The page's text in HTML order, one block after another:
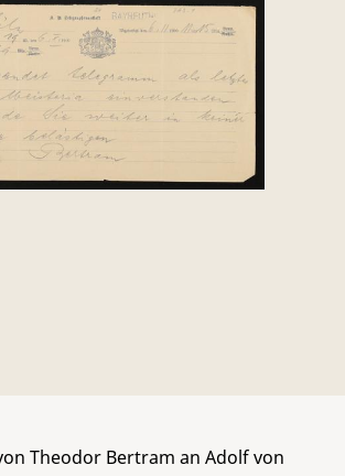
Theodor Bertram an Adolf von